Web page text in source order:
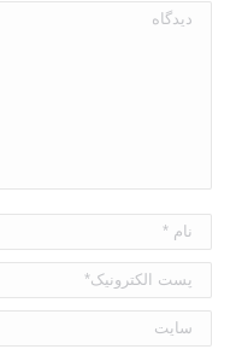
دیدگاه
نام *
پست الکترونیک*
سایت